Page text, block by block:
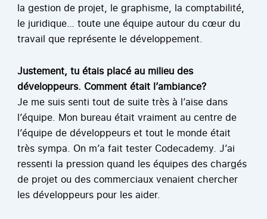
la gestion de projet, le graphisme, la comptabilité,
le juridique… toute une équipe autour du cœur du
travail que représente le développement.
Justement, tu étais placé au milieu des
développeurs. Comment était l’ambiance?
Je me suis senti tout de suite très à l’aise dans
l’équipe. Mon bureau était vraiment au centre de
l’équipe de développeurs et tout le monde était
très sympa. On m’a fait tester Codecademy. J’ai
ressenti la pression quand les équipes des chargés
de projet ou des commerciaux venaient chercher
les développeurs pour les aider.